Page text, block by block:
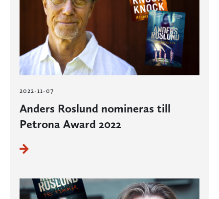
2022-11-07
Anders Roslund nomineras till
Petrona Award 2022